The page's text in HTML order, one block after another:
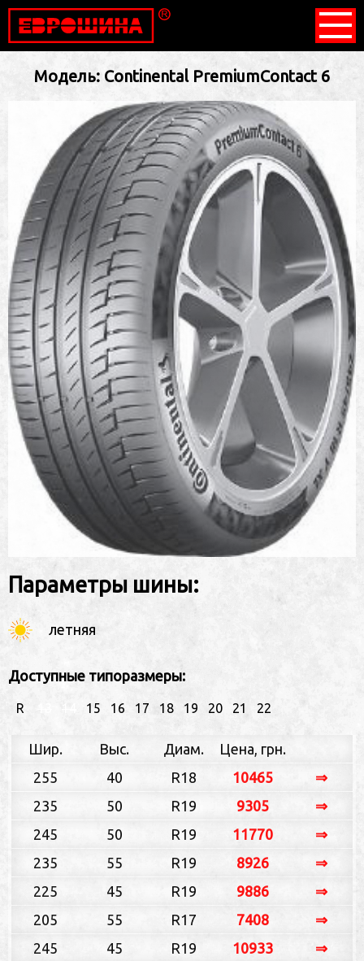
Модель: Continental PremiumContact 6
Параметры шины:
летняя
Доступные типоразмеры:
R 15 16 17 18 19 20 21 22
Шир. Выс. Диам.
Цена, грн.
255
40 R18 10465
⇒
235
50 R19 9305
⇒
245
50 R19 11770
⇒
235
55 R19 8926
⇒
225
45 R19 9886
⇒
205
55 R17 7408
⇒
245
45 R19 10933
⇒